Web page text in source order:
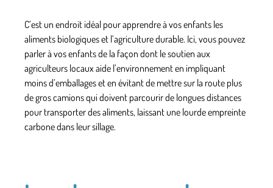
C’est un endroit idéal pour apprendre à vos enfants les
aliments biologiques et l’agriculture durable. Ici, vous pouvez
parler à vos enfants de la façon dont le soutien aux
agriculteurs locaux aide l’environnement en impliquant
moins d’emballages et en évitant de mettre sur la route plus
de gros camions qui doivent parcourir de longues distances
pour transporter des aliments, laissant une lourde empreinte
carbone dans leur sillage.